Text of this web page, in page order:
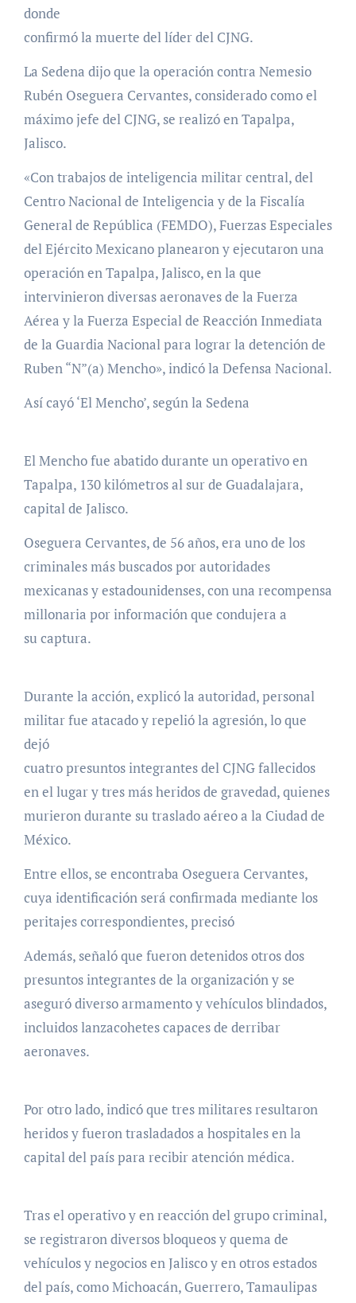
donde
confirmó la muerte del líder del CJNG.
La Sedena dijo que la operación contra Nemesio
Rubén Oseguera Cervantes, considerado como el
máximo jefe del CJNG, se realizó en Tapalpa,
Jalisco.
«Con trabajos de inteligencia militar central, del
Centro Nacional de Inteligencia y de la Fiscalía
General de República (FEMDO), Fuerzas Especiales
del Ejército Mexicano planearon y ejecutaron una
operación en Tapalpa, Jalisco, en la que
intervinieron diversas aeronaves de la Fuerza
Aérea y la Fuerza Especial de Reacción Inmediata
de la Guardia Nacional para lograr la detención de
Ruben “N”(a) Mencho», indicó la Defensa Nacional.
Así cayó ‘El Mencho’, según la Sedena
El Mencho fue abatido durante un operativo en
Tapalpa, 130 kilómetros al sur de Guadalajara,
capital de Jalisco.
Oseguera Cervantes, de 56 años, era uno de los
criminales más buscados por autoridades
mexicanas y estadounidenses, con una recompensa
millonaria por información que condujera a
su captura.
Durante la acción, explicó la autoridad, personal
militar fue atacado y repelió la agresión, lo que
dejó
cuatro presuntos integrantes del CJNG fallecidos
en el lugar y tres más heridos de gravedad, quienes
murieron durante su traslado aéreo a la Ciudad de
México.
Entre ellos, se encontraba Oseguera Cervantes,
cuya identificación será confirmada mediante los
peritajes correspondientes, precisó
Además, señaló que fueron detenidos otros dos
presuntos integrantes de la organización y se
aseguró diverso armamento y vehículos blindados,
incluidos lanzacohetes capaces de derribar
aeronaves.
Por otro lado, indicó que tres militares resultaron
heridos y fueron trasladados a hospitales en la
capital del país para recibir atención médica.
Tras el operativo y en reacción del grupo criminal,
se registraron diversos bloqueos y quema de
vehículos y negocios en Jalisco y en otros estados
del país, como Michoacán, Guerrero, Tamaulipas